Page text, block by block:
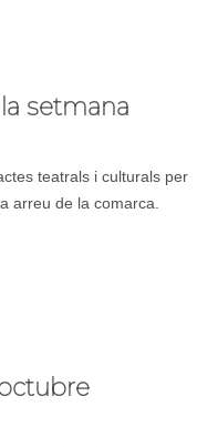
setmana
teatrals i culturals per
arreu de la comarca.